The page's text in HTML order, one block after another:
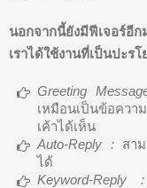
นอกจากนี้ยังมีฟีเจอร์อี
เราได้ใช้งานที่เป็นปะร
Greeting
เหมือนเป็นข้อควา
เค้าได้เห็น
Auto-Reply :สาม
ได้
Keyword-Reply :